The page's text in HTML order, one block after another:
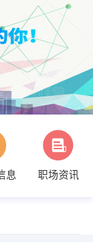
息 职场资讯